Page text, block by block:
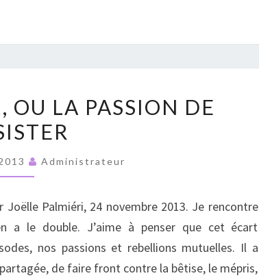
MICHEL,
OU
PASSION
RÉSISTER
OU LA PASSION DE
Administrateur
Palmiéri, 24 novembre 2013. Je rencontre
a le double. J’aime à penser que cet écart
nos passions et rebellions mutuelles. Il a
de faire front contre la bêtise, le mépris,